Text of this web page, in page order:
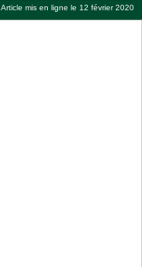
Article mis en ligne le 12 février 2020